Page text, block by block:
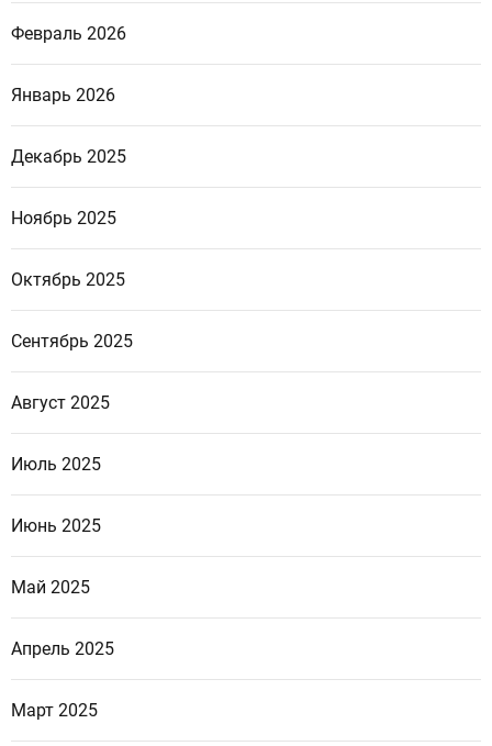
Февраль 2026
Январь 2026
Декабрь 2025
Ноябрь 2025
Октябрь 2025
Сентябрь 2025
Август 2025
Июль 2025
Июнь 2025
Май 2025
Апрель 2025
Март 2025